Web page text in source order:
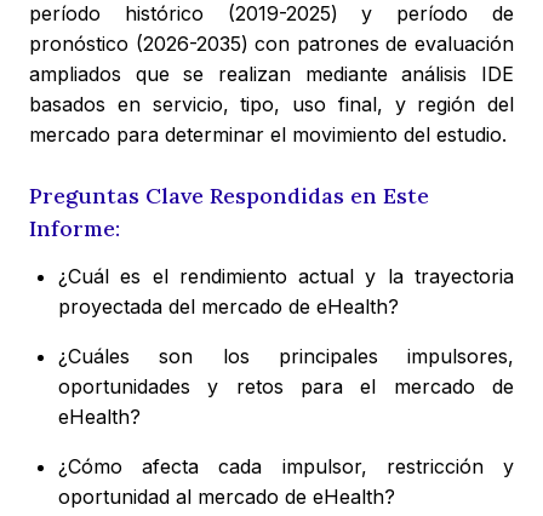
período histórico (2019-2025) y período de
pronóstico (2026-2035) con patrones de evaluación
ampliados que se realizan mediante análisis IDE
basados en servicio, tipo, uso final, y región del
mercado para determinar el movimiento del estudio.
Preguntas Clave Respondidas en Este
Informe:
¿Cuál es el rendimiento actual y la trayectoria
proyectada del mercado de eHealth?
¿Cuáles son los principales impulsores,
oportunidades y retos para el mercado de
eHealth?
¿Cómo afecta cada impulsor, restricción y
oportunidad al mercado de eHealth?